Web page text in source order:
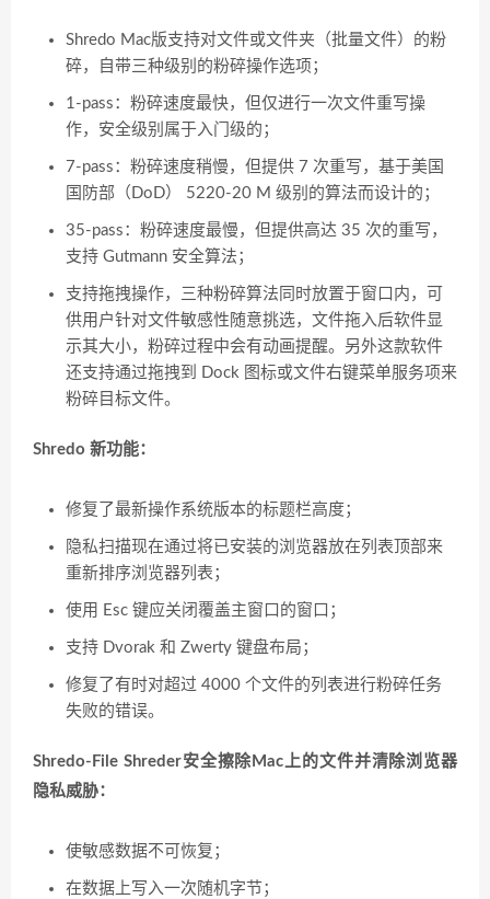
Shredo Mac版支持对文件或文件夹（批量文件）的粉
碎，自带三种级别的粉碎操作选项；
1-pass：粉碎速度最快，但仅进行一次文件重写操
作，安全级别属于入门级的；
7-pass：粉碎速度稍慢，但提供 7 次重写，基于美国
国防部（DoD） 5220-20 M 级别的算法而设计的；
35-pass：粉碎速度最慢，但提供高达 35 次的重写，
支持 Gutmann 安全算法；
支持拖拽操作，三种粉碎算法同时放置于窗口内，可
供用户针对文件敏感性随意挑选，文件拖入后软件显
示其大小，粉碎过程中会有动画提醒。另外这款软件
还支持通过拖拽到 Dock 图标或文件右键菜单服务项来
粉碎目标文件。
Shredo 新功能：
修复了最新操作系统版本的标题栏高度；
隐私扫描现在通过将已安装的浏览器放在列表顶部来
重新排序浏览器列表；
使用 Esc 键应关闭覆盖主窗口的窗口；
支持 Dvorak 和 Zwerty 键盘布局；
修复了有时对超过 4000 个文件的列表进行粉碎任务
失败的错误。
Shredo-File Shreder安全擦除Mac上的文件并清除浏览器
隐私威胁：
使敏感数据不可恢复；
在数据上写入一次随机字节；